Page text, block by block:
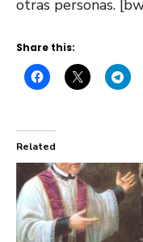
otras personas.
Share this:
Related